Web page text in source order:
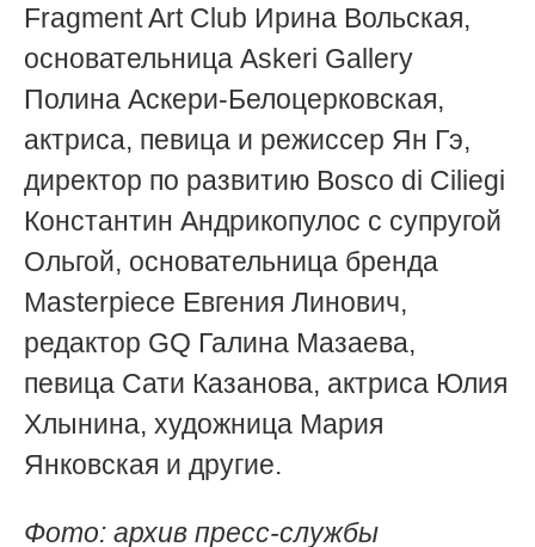
Fragment Art Club Ирина Вольская,
основательница Askeri Gallery
Полина Аскери-Белоцерковская,
актриса, певица и режиссер Ян Гэ,
директор по развитию Bosco di Ciliegi
Константин Андрикопулос с супругой
Ольгой, основательница бренда
Masterpiece Евгения Линович,
редактор GQ Галина Мазаева,
певица Сати Казанова, актриса Юлия
Хлынина, художница Мария
Янковская и другие.
Фото: архив пресс-службы